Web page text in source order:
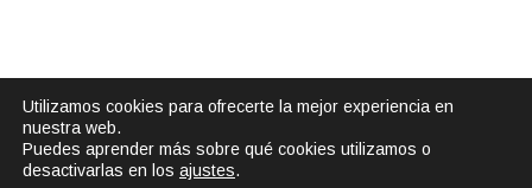
Utilizamos cookies para ofrecerte la mejor experiencia en
nuestra web.
Puedes aprender más sobre qué cookies utilizamos o
desactivarlas en los ajustes.